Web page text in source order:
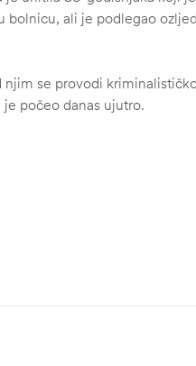
bolnicu, ali je podlegao
se provodi
počeo danas ujutro.